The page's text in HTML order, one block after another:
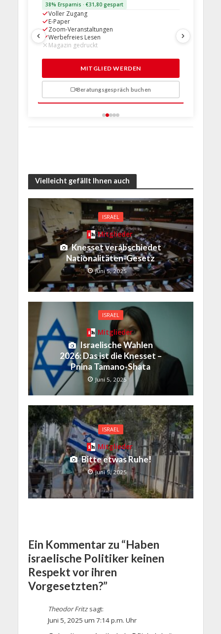
38% Ersparnis · €31,80 gespart
Voller Zugang
E-Paper
Zoom-Veranstaltungen
Werbefreies Lesen
Magazin gedruckt
MITGLIED WERDEN
Beratungsgespräch buchen
Vielleicht gefällt Ihnen auch
ISRAEL
Mitglieder
Knesset verabschiedet
Nationalitäten-Gesetz
Juni 5, 2025
ISRAEL
Mitglieder
Israelische Wahlen
2026: Das ist die Knesset –
Pnina Tamano-Shata
Juni 5, 2025
ISRAEL
Mitglieder
Bitte etwas Ruhe!
Juni 5, 2025
Ein Kommentar zu “Haben
israelische Politiker keinen
Respekt vor ihren
Vorgesetzten?”
Theodor Fritz sagt:
Juni 5, 2025 um 7:14 p.m. Uhr